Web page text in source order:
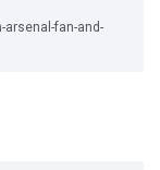
fan-and-